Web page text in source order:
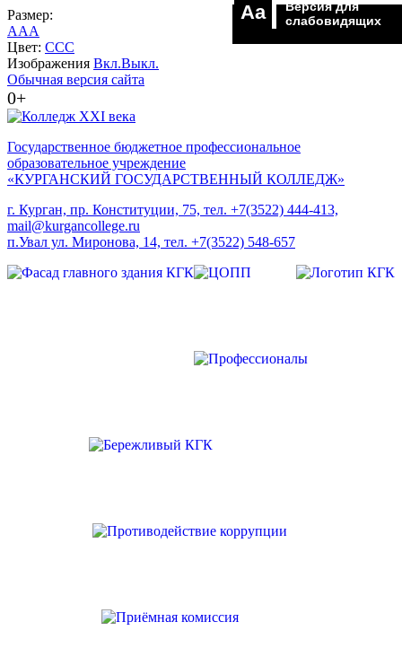
Размер:
AAA
Цвет: CCC
Изображения Вкл.Выкл.
Обычная версия сайта
0+
Aa
Версия для
слабовидящих
Государственное бюджетное профессиональное
образовательное учреждение
«КУРГАНСКИЙ ГОСУДАРСТВЕННЫЙ КОЛЛЕДЖ»
г. Курган, пр. Конституции, 75, тел. +7(3522) 444-413,
mail@kurgancollege.ru
п.Увал ул. Миронова, 14, тел. +7(3522) 548-657